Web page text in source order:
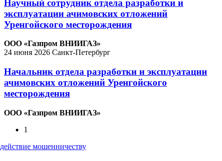
Научный сотрудник отдела разработки и
эксплуатации ачимовских отложений
Уренгойского месторождения
ООО «Газпром ВНИИГАЗ»
24 июня 2026 Санкт-Петербург
Начальник отдела разработки и эксплуатации
ачимовских отложений Уренгойского
месторождения
ООО «Газпром ВНИИГАЗ»
1
мошенничеству